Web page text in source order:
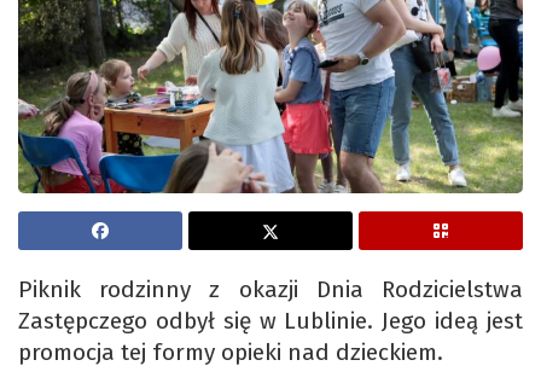
Piknik rodzinny z okazji Dnia Rodzicielstwa
Zastępczego odbył się w Lublinie. Jego ideą jest
promocja tej formy opieki nad dzieckiem.